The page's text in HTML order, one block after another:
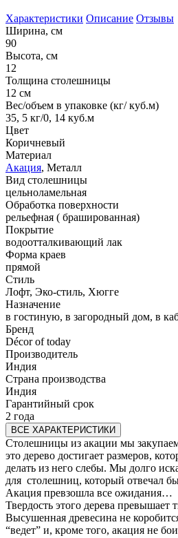
Характеристики Описание Отзывы
Ширина, см
90
Высота, см
12
Толщина столешницы
12 см
Вес/объем в упаковке (кг/ куб.м)
35, 5 кг/0, 14 куб.м
Цвет
Коричневый
Материал
Акация, Металл
Вид столешницы
цельноламельная
Обработка поверхности
рельефная ( брашированная)
Покрытие
водоотталкивающий лак
Форма краев
прямой
Стиль
Лофт, Эко-стиль, Хюгге
Назначение
в гостиную, в загородный дом, в
Бренд
Décor of today
Производитель
Индия
Страна производства
Индия
Гарантийный срок
2 года
ВСЕ ХАРАКТЕРИСТИКИ
Столешницы из акации мы
это дерево достигает размеров,
делать из него слебы. Мы долго
для столешниц, который отвечал
Акация превзошла все ожидания…
Твердость этого дерева превышает
Высушенная древесина не
“ведет” и, кроме того, акация не